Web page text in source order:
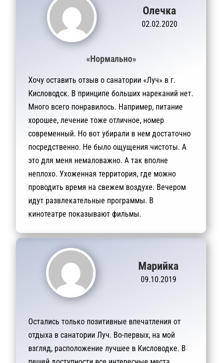
Олечка
02.02.2020
«Нормально»
Хочу оставить отзыв о санатории «Луч» в г.
Кисловодск. В принципе больших нареканий нет.
Много всего понравилось. Например, питание
хорошее, лечение тоже отличное, номер
современный. Но вот убирали в нем достаточно
посредственно. Не было ощущения чистоты. А
это для меня немаловажно. А так вполне
неплохо. Ухоженная территория, где можно
проводить время на свежем воздухе. Вечером
идут развлекательные программы. В
кинотеатре показывают фильмы.
Марийка
09.10.2019
Остались только позитивные впечатления от
отдыха в санатории Луч. Во-первых, на мой
взгляд, расположение лучшее в Кисловодке. В